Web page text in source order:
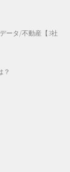
ータ/不動産【3社
？